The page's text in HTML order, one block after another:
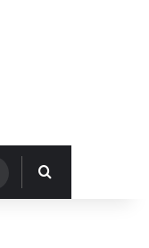
Hledat